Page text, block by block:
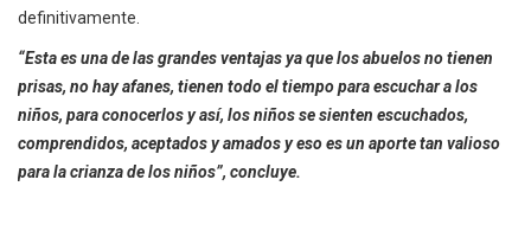
definitivamente.
“Esta es una de las grandes ventajas ya que los abuelos no tienen
prisas, no hay afanes, tienen todo el tiempo para escuchar a los
niños, para conocerlos y así, los niños se sienten escuchados,
comprendidos, aceptados y amados y eso es un aporte tan valioso
para la crianza de los niños”, concluye.